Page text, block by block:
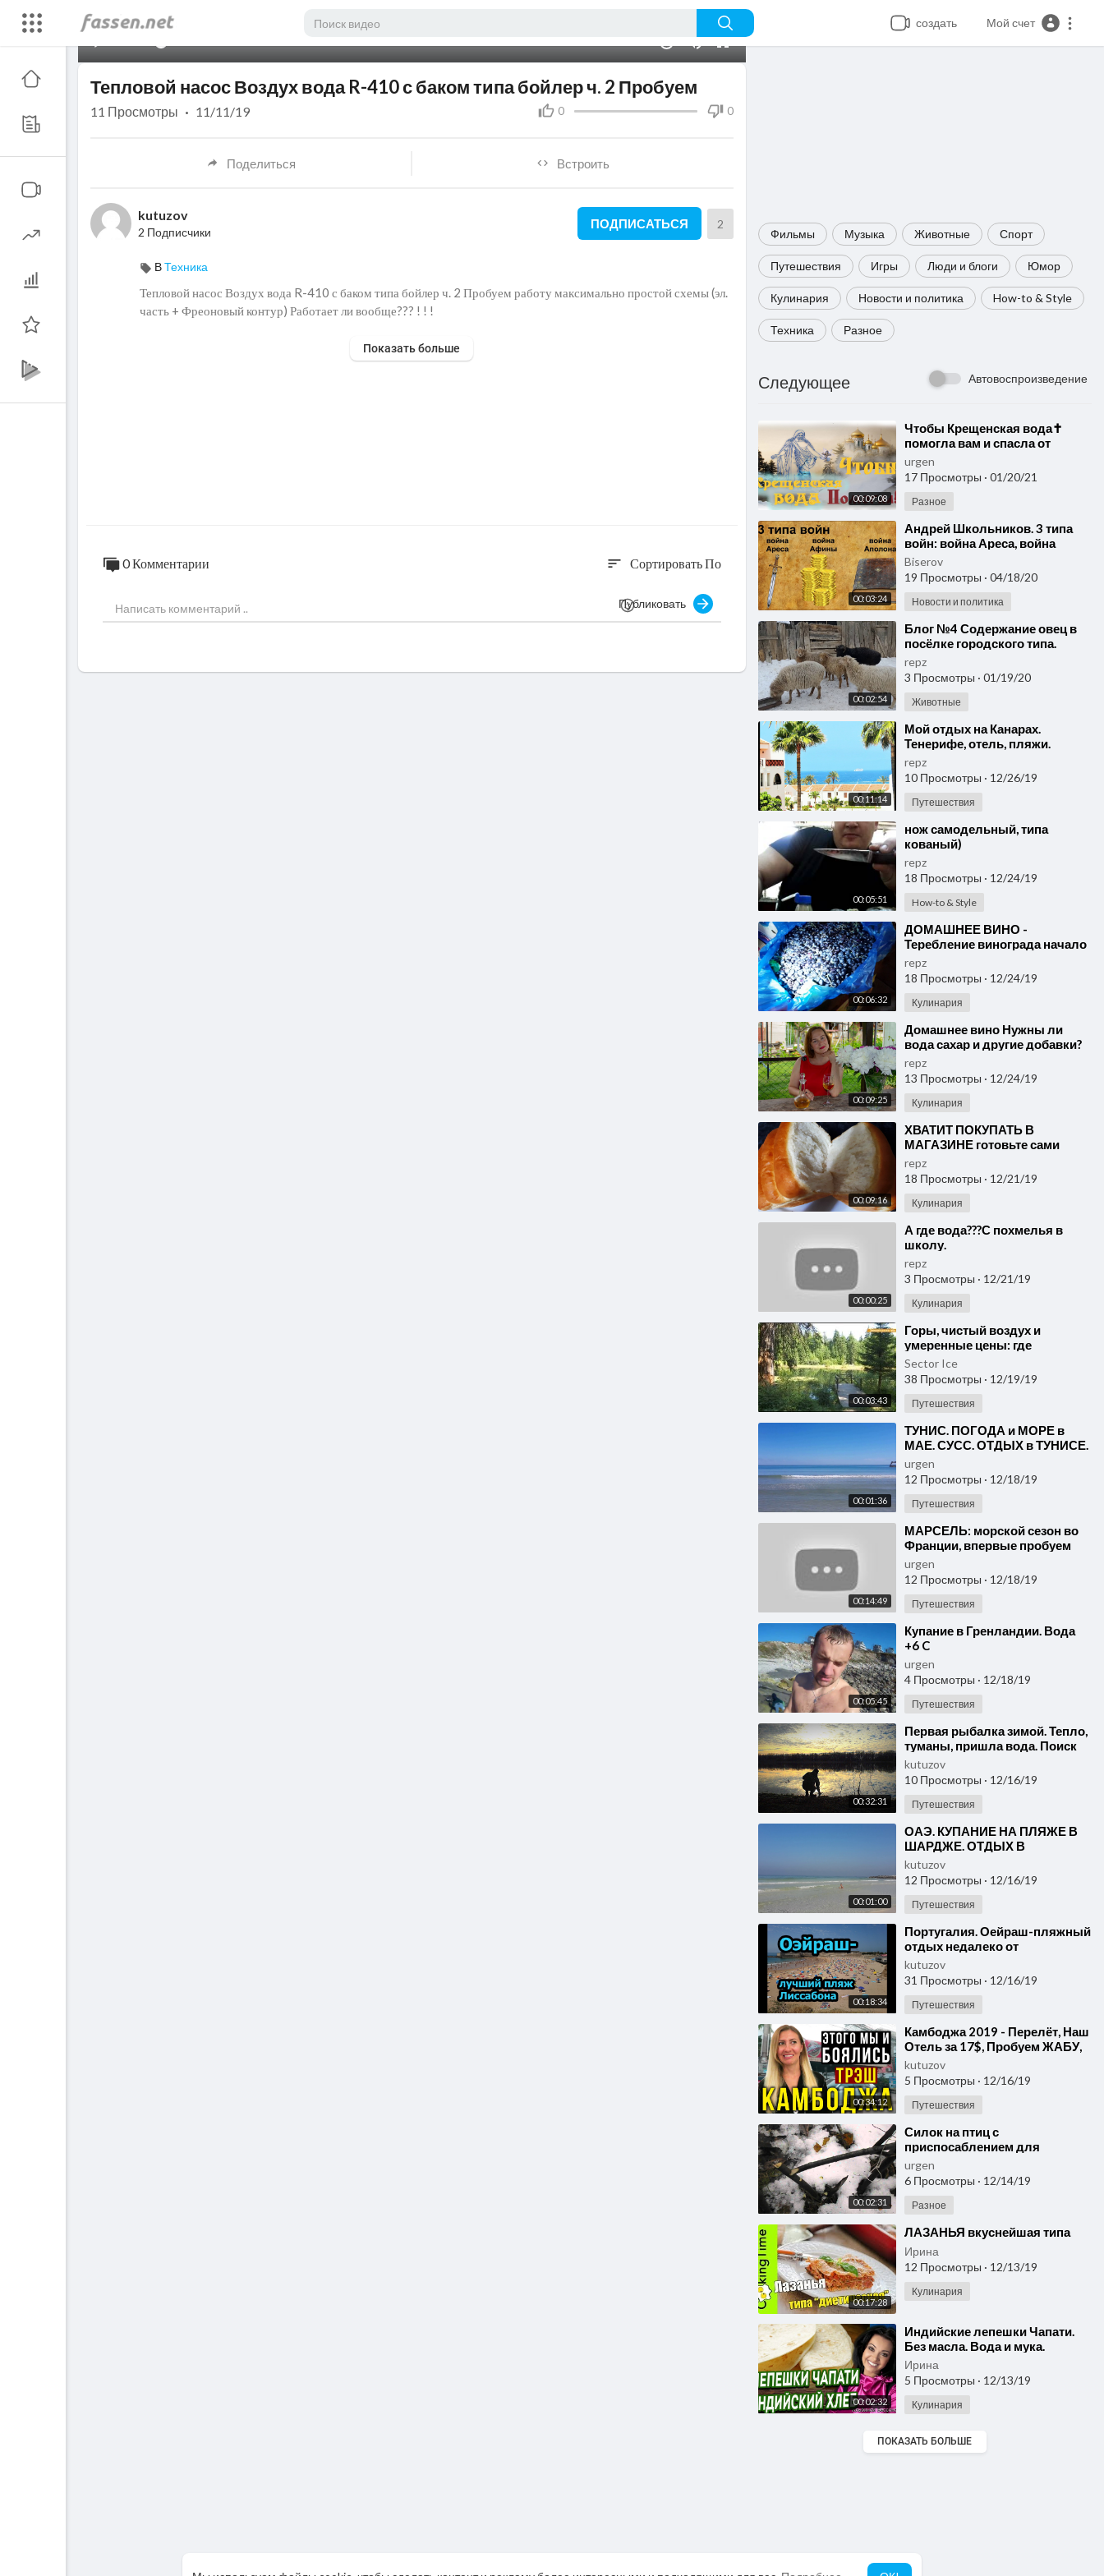
создать Мой счет
Фильмы Музыка Животные Спорт
Путешествия Игры Люди и блоги Юмор
Кулинария Новости и политика How-to & Style
Техника Разное
Следующее Автовоспроизведение
00:09:08
⁣Чтобы Крещенская вода✝️
помогла вам и спасла от
многих искушений! Чудо
исцеления и спасения.
urgen
17 Просмотры · 01/20/21
Разное
00:03:24
⁣Андрей Школьников. 3 типа
войн: война Ареса, война
Афины, война Аполлона
Biserov
19 Просмотры · 04/18/20
Новости и политика
00:02:54
⁣Блог №4 Содержание овец в
посёлке городского типа.
Канал
repz
3 Просмотры · 01/19/20
Животные
00:11:14
⁣Мой отдых на Канарах.
Тенерифе, отель, пляжи.
Черный песок и голубая вода.
Канарские острова.
repz
10 Просмотры · 12/26/19
Путешествия
00:05:51
⁣нож самодельный, типа
кованый)
repz
18 Просмотры · 12/24/19
How-to & Style
00:06:32
⁣ДОМАШНЕЕ ВИНО -
Теребление винограда начало
производства Пробуем сусло
+79628710894 #АНАПА
#ВИТЯЗЕВО
repz
18 Просмотры · 12/24/19
Кулинария
00:09:25
⁣Домашнее вино Нужны ли
вода сахар и другие добавки?
repz
13 Просмотры · 12/24/19
Кулинария
00:09:16
⁣ХВАТИТ ПОКУПАТЬ В
МАГАЗИНЕ готовьте сами
каждый день МУКА ВОДА
СОЛЬ и минимум времени
Домашний ХЛЕБ
repz
18 Просмотры · 12/21/19
Кулинария
00:00:25
⁣А где вода???С похмелья в
школу.
repz
3 Просмотры · 12/21/19
Кулинария
00:03:43
⁣Горы, чистый воздух и
умеренные цены: где
отдохнуть в Закарпатье
Sector Ice
38 Просмотры · 12/19/19
Путешествия
00:01:36
⁣ТУНИС. ПОГОДА и МОРЕ в
МАЕ. СУСС. ОТДЫХ в ТУНИСЕ.
ЖАРА и ТЕПЛАЯ ВОДА.
ЛАЗУРНОЕ МОРЕ. Тутси.
urgen
12 Просмотры · 12/18/19
Путешествия
00:14:49
⁣МАРСЕЛЬ: морской сезон во
Франции, впервые пробуем
устрицы!
urgen
12 Просмотры · 12/18/19
Путешествия
00:05:45
⁣Купание в Гренландии. Вода
+6 C
urgen
4 Просмотры · 12/18/19
Путешествия
00:32:31
⁣Первая рыбалка зимой. Тепло,
туманы, пришла вода. Поиск
рыбы. Рыбалка с ночёвкой.
kutuzov
10 Просмотры · 12/16/19
Путешествия
00:01:00
⁣ОАЭ. КУПАНИЕ НА ПЛЯЖЕ В
ШАРДЖЕ. ОТДЫХ В
ЭМИРАТАХ. ОАЭ. ГОРЯЧАЯ
ВОДА В ПЕРСИДСКОМ
ЗАЛИВЕ. Тутси.
kutuzov
12 Просмотры · 12/16/19
Путешествия
00:18:34
⁣Португалия. Оейраш-пляжный
отдых недалеко от
Лиссабона.Пробуем воду в
Лиссабоне в июне!
kutuzov
31 Просмотры · 12/16/19
Путешествия
00:34:12
⁣Камбоджа 2019 - Перелёт, Наш
Отель за 17$, Пробуем ЖАБУ,
Еда в Кафе, Пиво за 30 руб
kutuzov
5 Просмотры · 12/16/19
Путешествия
00:02:31
⁣Силок на птиц с
приспосаблением для
вздергивания их на воздух
urgen
6 Просмотры · 12/14/19
Разное
00:17:28
⁣ЛАЗАНЬЯ вкуснейшая типа
Ирина
12 Просмотры · 12/13/19
Кулинария
00:02:32
⁣Индийские лепешки Чапати.
Без масла. Вода и мука.
Быстрый и вкусный рецепт.
Ирина
5 Просмотры · 12/13/19
Кулинария
ПОКАЗАТЬ БОЛЬШЕ
Тепловой насос Воздух вода R-410 с баком типа бойлер ч. 2 Пробуем
0 0
11 Просмотры · 11/11/19
Поделиться Встроить
kutuzov
2 Подписчики
ПОДПИСАТЬСЯ 2
ВТехника
Тепловой насос Воздух вода R-410 с баком типа бойлер ч. 2 Пробуем работу максимально простой схемы (эл.
часть + Фреоновый контур) Работает ли вообще??? ! ! !
Показать больше
0 Комментарии sort Сортировать По
Публиковать